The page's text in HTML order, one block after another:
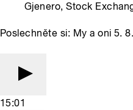
Gjenero, Stock
Poslechněte si: My a oni 5.
15:01